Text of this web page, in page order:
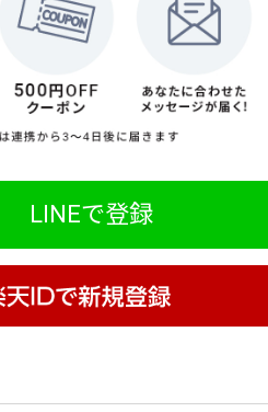
LINEで登録